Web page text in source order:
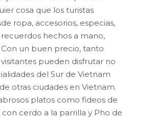
cosa que los turistas
ropa, accesorios, especias,
hechos a mano,
Con un buen precio, tanto
pueden disfrutar no
del Sur de Vietnam
otras ciudades en Vietnam.
platos como fideos de
con cerdo a la parrilla y Pho de